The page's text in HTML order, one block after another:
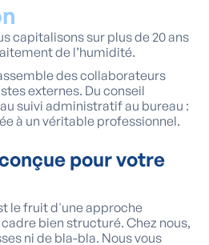
capitalisons sur plus de 20 ans
de l’humidité.
des collaborateurs
externes. Du conseil
suivi administratif au bureau :
à un véritable professionnel.
pour votre
le fruit d'une approche
bien structuré. Chez nous,
ni de bla-bla. Nous vous